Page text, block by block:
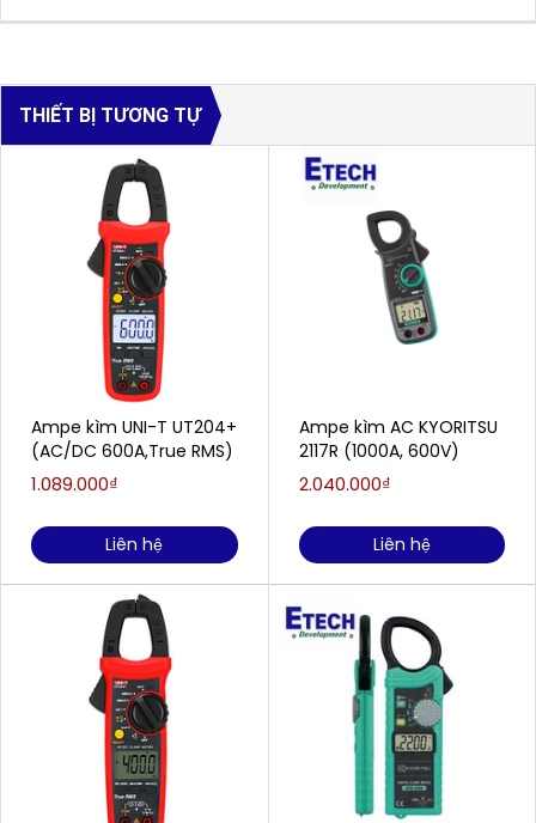
THIẾT BỊ TƯƠNG TỰ
Ampe kìm UNI-T UT204+
(AC/DC 600A,True RMS)
1.089.000₫
Liên hệ
Ampe kìm AC KYORITSU
2117R (1000A, 600V)
2.040.000₫
Liên hệ